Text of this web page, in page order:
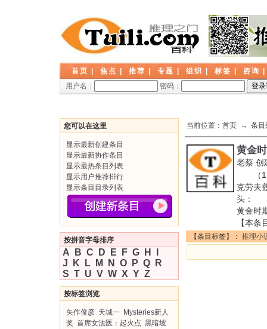
首页 焦点 推荐 专题 组织 标签 咨询
用户名：
密码：
您可以在这里
显示最新创建条目
显示最新协作条目
显示最热条目列表
显示用户推荐排行
显示条目目录列表
按拼音字母排序
A B C D E F G H
J
K L M N O P Q
R
S T U V W X Y Z
按标签浏览
矢作俊彦 天城一 Mysteries新人
奖 首席女法医：起火点 黑暗坡
当前位置： 首页 → 条目
黄金
老蔡 创
（1）
克劳夫
头：
黄金时
【本条
【条目标签】： 推理小